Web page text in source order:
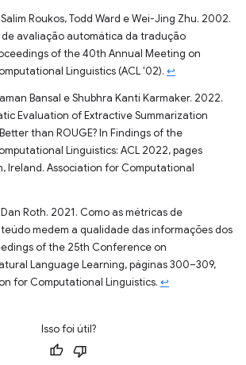
Roukos, Todd Ward e Wei-Jing Zhu. 2002.
de avaliação automática da tradução
of the 40th Annual Meeting on
Linguistics (ACL '02). ↩
Bansal e Shubhra Kanti Karmaker. 2022.
Evaluation of Extractive Summarization
than ROUGE? In Findings of the
Linguistics: ACL 2022, pages
Ireland. Association for Computational
Roth. 2021. Como as métricas de
medem a qualidade das informações dos
of the 25th Conference on
Language Learning, páginas 300–309,
for Computational Linguistics. ↩
Isso foi útil?